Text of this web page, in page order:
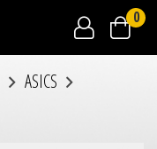
0
ASICS